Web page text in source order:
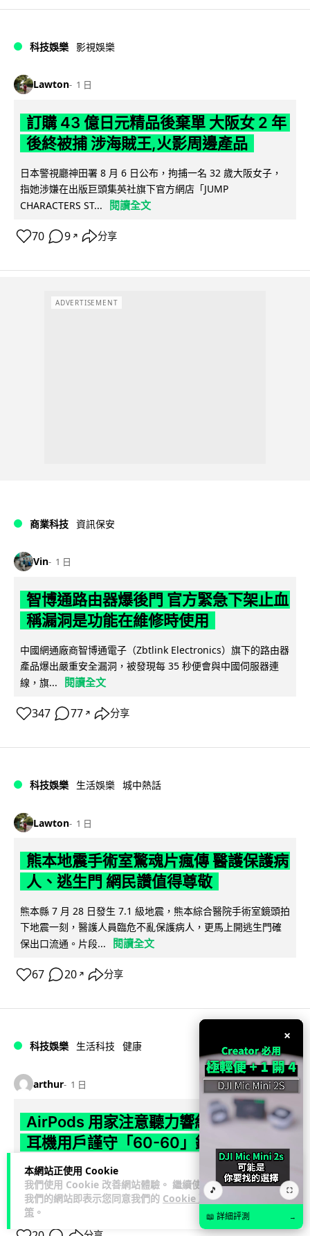
本網站正使用 Cookie
我們使用 Cookie 改善網站體驗。 繼續使用
我們的網站即表示您同意我們的 Cookie 政
策 。
科技娛樂 影視娛樂
Lawton 1 日
訂購 43 億日元精品後棄單 大阪女 2 年
後終被捕 涉海賊王,火影周邊產品
日本警視廳神田署 8 月 6 日公布，拘捕一名 32 歲大阪女子，
指她涉嫌在出版巨頭集英社旗下官方網店「JUMP
CHARACTERS ST...
閱讀全文
70 9 ↗ 分享
ADVERTISEMENT
商業科技 資訊保安
Vin 1 日
智博通路由器爆後門 官方緊急下架止血
稱漏洞是功能在維修時使用
中國網通廠商智博通電子（Zbtlink Electronics）旗下的路由器
產品爆出嚴重安全漏洞，被發現每 35 秒便會與中國伺服器連
線，旗...
閱讀全文
347 77 ↗ 分享
科技娛樂 生活娛樂 城中熱話
Lawton 1 日
熊本地震手術室驚魂片瘋傳 醫護保護病
人、逃生門 網民讚值得尊敬
熊本縣 7 月 28 日發生 7.1 級地震，熊本綜合醫院手術室鏡頭拍
下地震一刻，醫護人員臨危不亂保護病人，更馬上開逃生門確
保出口流通。片段...
閱讀全文
67 20 ↗ 分享
科技娛樂 生活科技 健康
arthur 1 日
AirPods 用家注意聽力響紅燈 醫學界籲
耳機用戶謹守「60-60」鐵律
長時間高音量佩戴耳機可能導致永久性噪音性聽損。本文盤點 4
大聽力受損警號，介紹科學護耳的「60-60 原則」及 Apple 內
置防護功能，... 閱讀全文
×
🎵 ⛶
📖 詳細評測 →